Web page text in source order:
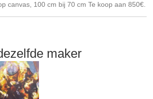
canvas, 100 cm bij 70 cm Te koop aan 850€.
maker